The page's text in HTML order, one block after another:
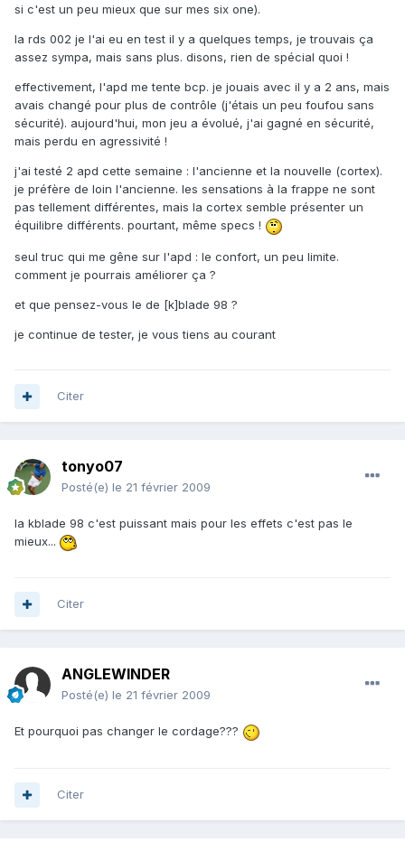
si c'est un peu mieux que sur mes six one).
la rds 002 je l'ai eu en test il y a quelques temps, je trouvais ça
assez sympa, mais sans plus. disons, rien de spécial quoi !
effectivement, l'apd me tente bcp. je jouais avec il y a 2 ans, mais
avais changé pour plus de contrôle (j'étais un peu foufou sans
sécurité). aujourd'hui, mon jeu a évolué, j'ai gagné en sécurité,
mais perdu en agressivité !
j'ai testé 2 apd cette semaine : l'ancienne et la nouvelle (cortex).
je préfère de loin l'ancienne. les sensations à la frappe ne sont
pas tellement différentes, mais la cortex semble présenter un
équilibre différents. pourtant, même specs !
seul truc qui me gêne sur l'apd : le confort, un peu limite.
comment je pourrais améliorer ça ?
et que pensez-vous le de [k]blade 98 ?
je continue de tester, je vous tiens au courant
Citer
tonyo07
Posté(e) le 21 février 2009
la kblade 98 c'est puissant mais pour les effets c'est pas le
mieux...
Citer
ANGLEWINDER
Posté(e) le 21 février 2009
Et pourquoi pas changer le cordage???
Citer